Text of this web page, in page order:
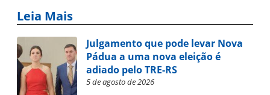
Leia Mais
Julgamento que pode levar Nova
Pádua a uma nova eleição é
adiado pelo TRE-RS
5 de agosto de 2026